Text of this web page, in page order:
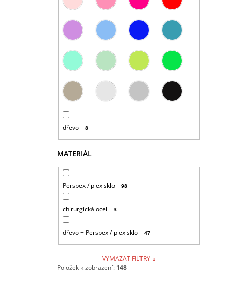
dřevo 8
MATERIÁL
Perspex / plexisklo 98
chirurgická ocel 3
dřevo + Perspex / plexisklo 47
VYMAZAT FILTRY
Položek k zobrazení: 148